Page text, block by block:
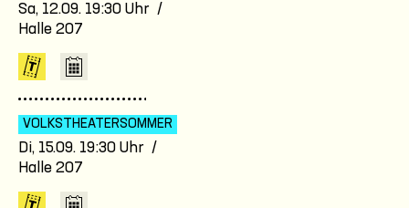
Sa, 12.09. 19:30 Uhr /
Halle 207
VOLKSTHEATER­SOMMER
Di, 15.09. 19:30 Uhr /
Halle 207